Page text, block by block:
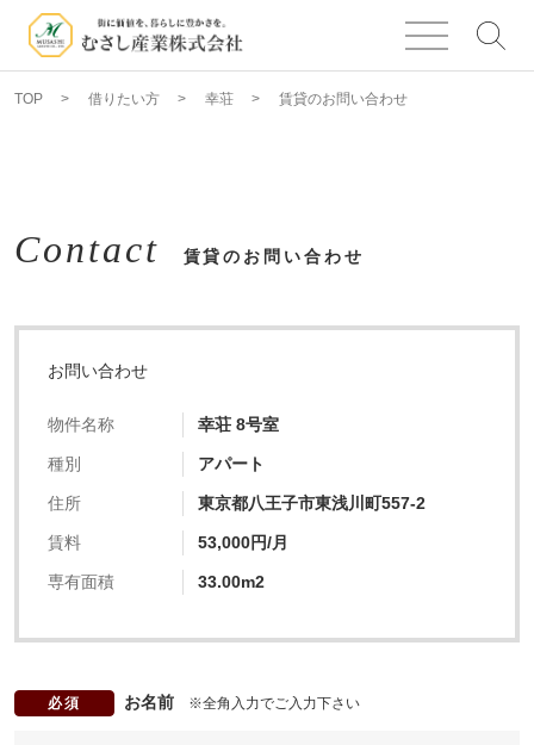
TOP 借りたい方 幸荘 賃貸のお問い合わせ
Contact 賃貸のお問い合わせ
お問い合わせ
物件名称 幸荘 8号室
種別 アパート
住所 東京都八王子市東浅川町557-2
賃料 53,000円/月
専有面積 33.00m2
必須 お名前 ※全角入力でご入力下さい